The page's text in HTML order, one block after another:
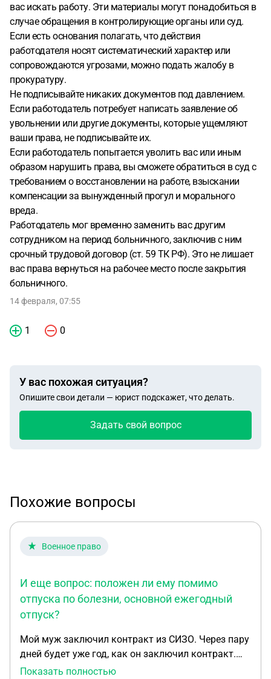
вас искать работу. Эти материалы могут понадобиться в
случае обращения в контролирующие органы или суд.
Если есть основания полагать, что действия
работодателя носят систематический характер или
сопровождаются угрозами, можно подать жалобу в
прокуратуру.
Не подписывайте никаких документов под давлением.
Если работодатель потребует написать заявление об
увольнении или другие документы, которые ущемляют
ваши права, не подписывайте их.
Если работодатель попытается уволить вас или иным
образом нарушить права, вы сможете обратиться в суд с
требованием о восстановлении на работе, взыскании
компенсации за вынужденный прогул и морального
вреда.
Работодатель мог временно заменить вас другим
сотрудником на период больничного, заключив с ним
срочный трудовой договор (ст. 59 ТК РФ). Это не лишает
вас права вернуться на рабочее место после закрытия
больничного.
14 февраля, 07:55
1 0
У вас похожая ситуация?
Опишите свои детали — юрист подскажет, что делать.
Задать свой вопрос
Похожие вопросы
Военное право
И еще вопрос: положен ли ему помимо
отпуска по болезни, основной ежегодный
отпуск?
Мой муж заключил контракт из СИЗО. Через пару
дней будет уже год, как он заключил контракт.
Все это время он не был в отпуске. Осенью
Показать полностью